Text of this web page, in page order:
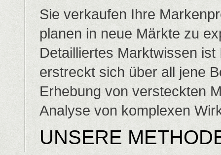
Sie verkaufen Ihre
planen in neue Märkte zu
Detailliertes Marktwissen
erstreckt sich über all jene
Erhebung von versteckten
Analyse von komplexen
UNSERE